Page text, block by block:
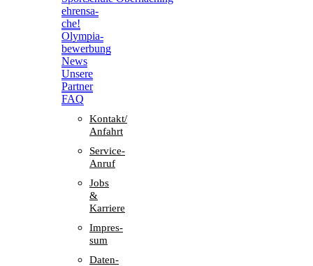
ehren­sa­
che!
Olym­pia­
be­wer­bung
News
Unsere
Part­ner
FAQ
Kontakt/​​
Anfahrt
Service-
Anruf
Jobs
&
Karriere
Impres­
sum
Daten­